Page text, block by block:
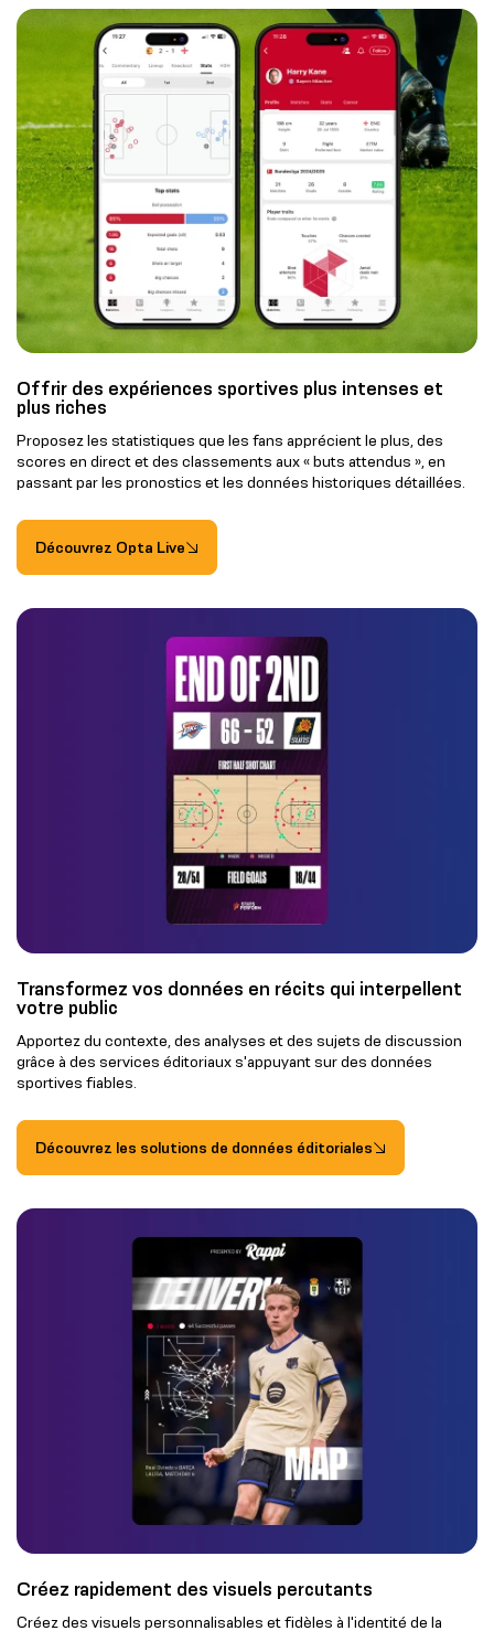
Offrir des expériences sportives plus intenses et
plus riches
Proposez les statistiques que les fans apprécient le plus, des
scores en direct et des classements aux « buts attendus », en
passant par les pronostics et les données historiques détaillées.
Découvrez Opta Live
Transformez vos données en récits qui interpellent
votre public
Apportez du contexte, des analyses et des sujets de discussion
grâce à des services éditoriaux s'appuyant sur des données
sportives fiables.
Découvrez les solutions de données éditoriales
Créez rapidement des visuels percutants
Créez des visuels personnalisables et fidèles à l'identité de la